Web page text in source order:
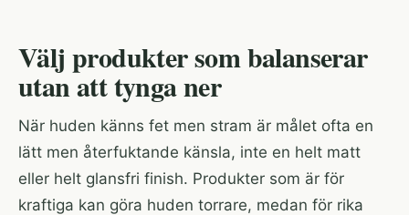
Välj produkter som balanserar
utan att tynga ner
När huden känns fet men stram är målet ofta en
lätt men återfuktande känsla, inte en helt matt
eller helt glansfri finish. Produkter som är för
kraftiga kan göra huden torrare, medan för rika